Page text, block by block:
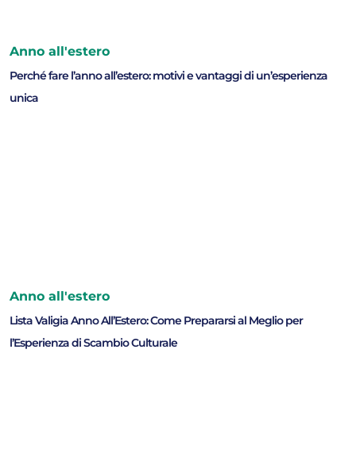
Anno all'estero
Perché fare l’anno all’estero: motivi e vantaggi di un’esperienza
unica
Anno all'estero
Lista Valigia Anno All’Estero: Come Prepararsi al Meglio per
l’Esperienza di Scambio Culturale